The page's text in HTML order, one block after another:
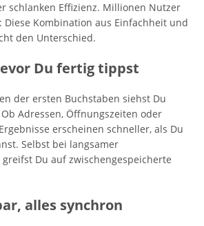
schlanken Effizienz. Millionen Nutzer
Kombination aus Einfachheit und
den Unterschied.
Du fertig tippst
der ersten Buchstaben siehst Du
Adressen, Öffnungszeiten oder
erscheinen schneller, als Du
Selbst bei langsamer
Du auf zwischengespeicherte
alles synchron